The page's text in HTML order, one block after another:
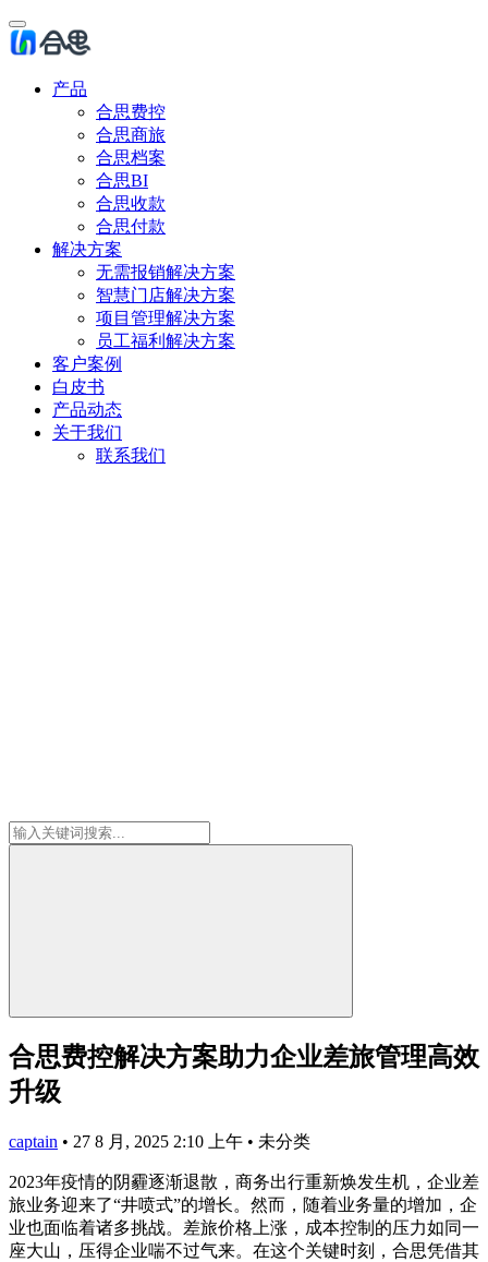
产品
合思费控
合思商旅
合思档案
合思BI
合思收款
合思付款
解决方案
无需报销解决方案
智慧门店解决方案
项目管理解决方案
员工福利解决方案
客户案例
白皮书
产品动态
关于我们
联系我们
合思费控解决方案助力企业差旅管理高效
升级
captain • 27 8 月, 2025 2:10 上午 • 未分类
2023年疫情的阴霾逐渐退散，商务出行重新焕发生机，企业差
旅业务迎来了“井喷式”的增长。然而，随着业务量的增加，企
业也面临着诸多挑战。差旅价格上涨，成本控制的压力如同一
座大山，压得企业喘不过气来。在这个关键时刻，合思凭借其